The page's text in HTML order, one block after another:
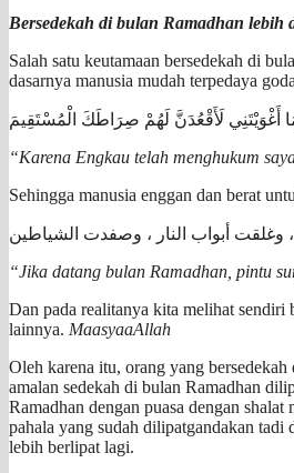
Bersedekah di bulan Ramadhan lebih
Salah satu keutamaan bersedekah di
dasarnya manusia mudah terpedaya
أَغْوَيْتَنِي لَأَقْعُدَنَّ لَهُمْ صِرَاطَكَ الْمُسْتَقِيمَ
“Karena Engkau telah menghukum
Sehingga manusia enggan dan berat
وغلقت أبواب النار ، وصفدت الشياطين
“Jika datang bulan Ramadhan, pintu
Dan pada realitanya kita melihat sendiri
lainnya. MaasyaaAllah
Oleh karena itu, orang yang
amalan sedekah di bulan Ramadhan
Ramadhan dengan puasa dengan
pahala yang sudah dilipatgandakan tadi
lebih berlipat lagi.